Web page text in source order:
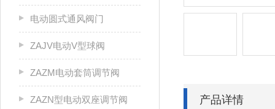
电动圆式通风阀门
ZAJV电动V型球阀
ZAZM电动套筒调节阀
ZAZN型电动双座调节阀 产品详情